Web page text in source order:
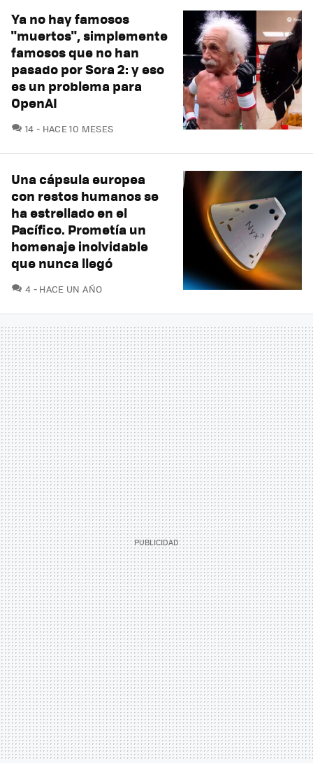
Ya no hay famosos
"muertos", simplemente
famosos que no han
pasado por Sora 2: y eso
es un problema para
OpenAI
14 COMENTARIOS
HACE 10 MESES
Una cápsula europea
con restos humanos se
ha estrellado en el
Pacífico. Prometía un
homenaje inolvidable
que nunca llegó
4 COMENTARIOS
HACE UN AÑO